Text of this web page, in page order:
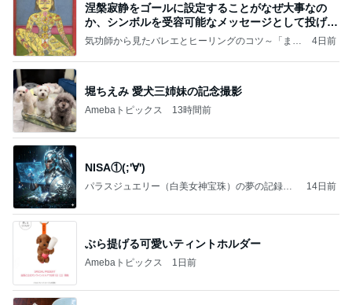
涅槃寂静をゴールに設定することがなぜ大事なの
か、シンボルを受容可能なメッセージとして投げる
ことが
気功師から見たバレエとヒーリングのコツ～「まと
4日前
堀ちえみ 愛犬三姉妹の記念撮影
Amebaトピックス 13時間前
NISA①(;'∀')
パラスジュエリー（白美女神宝珠）の夢の記録
14日前
ぶら提げる可愛いティントホルダー
Amebaトピックス 1日前